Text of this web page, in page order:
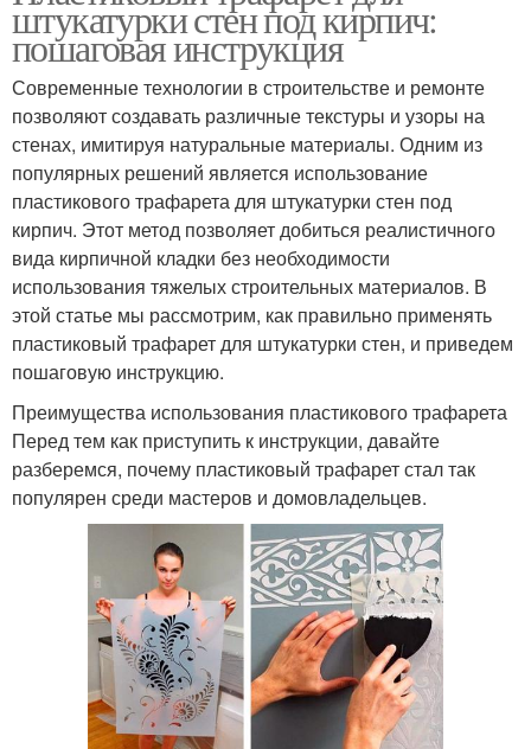
штукатурки стен под кирпич:
пошаговая инструкция
Современные технологии в строительстве и ремонте
позволяют создавать различные текстуры и узоры на
стенах, имитируя натуральные материалы. Одним из
популярных решений является использование
пластикового трафарета для штукатурки стен под
кирпич. Этот метод позволяет добиться реалистичного
вида кирпичной кладки без необходимости
использования тяжелых строительных материалов. В
этой статье мы рассмотрим, как правильно применять
пластиковый трафарет для штукатурки стен, и приведем
пошаговую инструкцию.
Преимущества использования пластикового трафарета
Перед тем как приступить к инструкции, давайте
разберемся, почему пластиковый трафарет стал так
популярен среди мастеров и домовладельцев.